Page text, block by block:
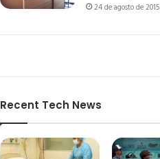
24 de agosto de 2015
Recent Tech News